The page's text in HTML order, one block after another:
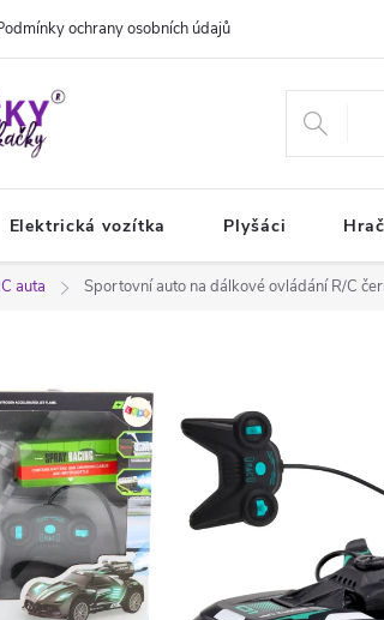
ochrany osobních údajů
Elektrická vozítka Plyšáci
auta Sportovní auto na dálkové ovládání R/C